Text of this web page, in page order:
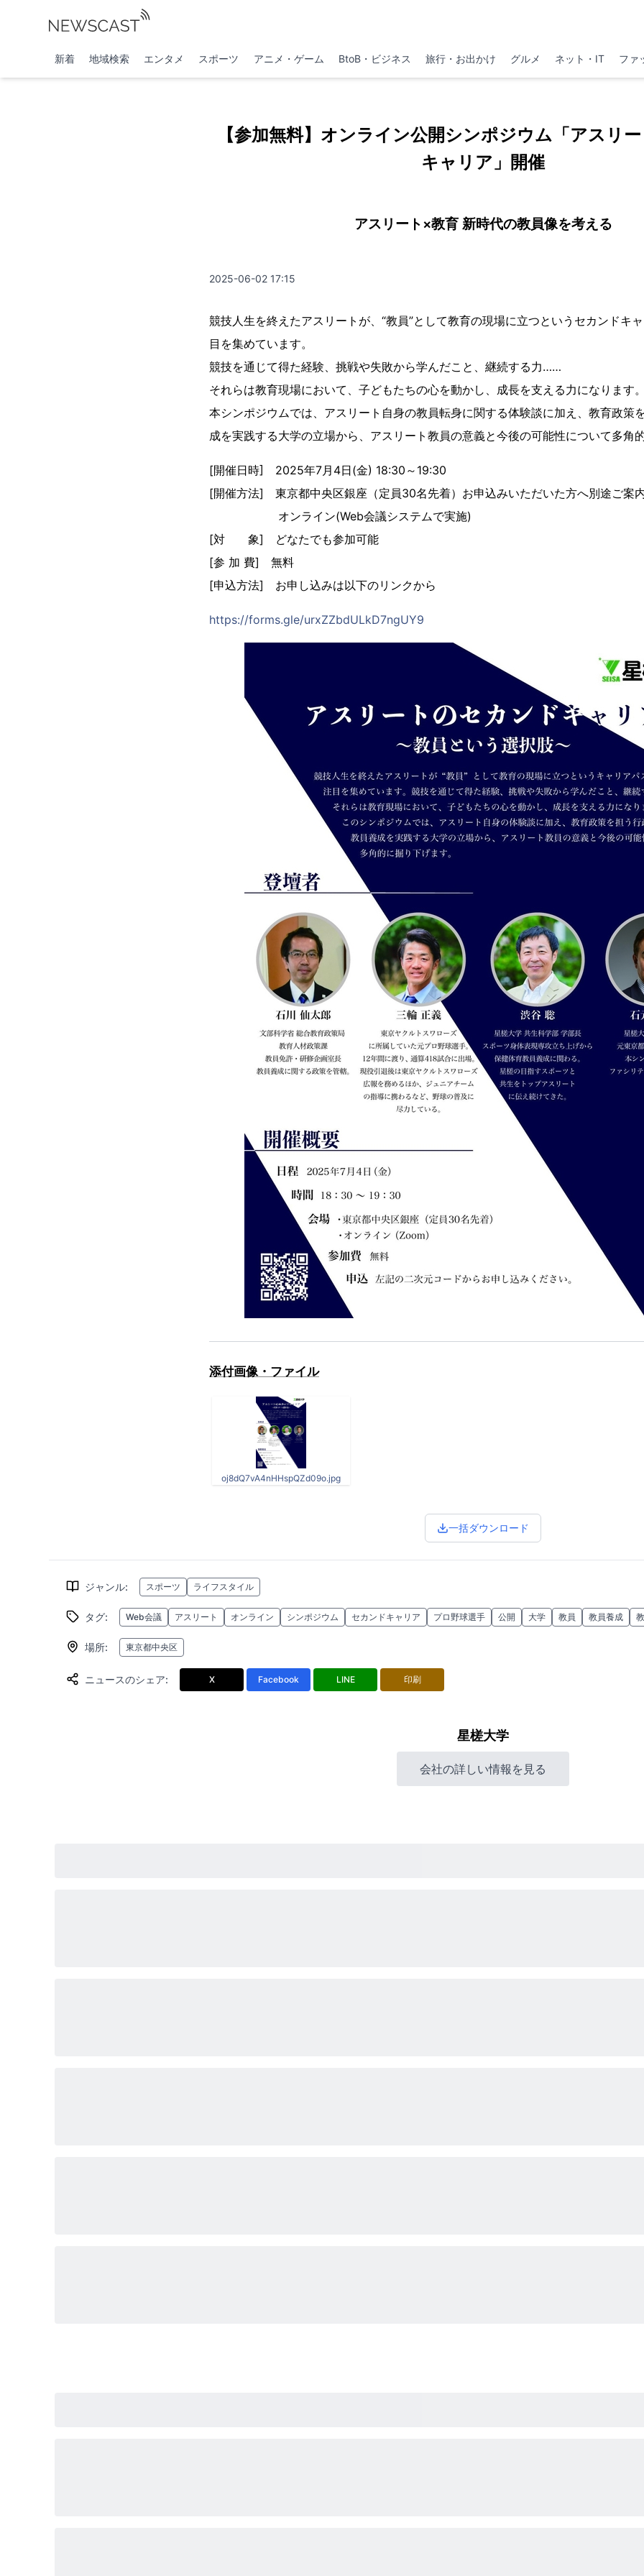
新着 地域検索 エンタメ スポーツ アニメ・ゲーム BtoB・ビジネス 旅行・お出かけ グルメ ネット・IT ファ
【参加無料】オンライン公開シンポジウム「アスリ
キャリア」開催
アスリート×教育 新時代の教員像を考える
2025-06-02 17:15
競技人生を終えたアスリートが、“教員”として教育の現場に立つというセカンドキ
目を集めています。
競技を通じて得た経験、挑戦や失敗から学んだこと、継続する力……
それらは教育現場において、子どもたちの心を動かし、成長を支える力になります。
本シンポジウムでは、アスリート自身の教員転身に関する体験談に加え、教育政策
成を実践する大学の立場から、アスリート教員の意義と今後の可能性について多角
[開催日時] 2025年7月4日(金) 18:30～19:30
[開催方法] 東京都中央区銀座（定員30名先着）お申込みいただいた方へ別途ご案
オンライン(Web会議システムで実施)
[対 象] どなたでも参加可能
[参 加 費] 無料
[申込方法] お申し込みは以下のリンクから
https://forms.gle/urxZZbdULkD7ngUY9
添付画像・ファイル
oj8dQ7vA4nHHspQZd09o.jpg
一括ダウンロード
ジャンル: スポーツ ライフスタイル
タグ: Web会議 アスリート オンライン シンポジウム セカンドキャリア プロ野球選手 公開 大学 教員 教員養成
場所: 東京都中央区
ニュースのシェア: X Facebook LINE 印刷
星槎大学
会社の詳しい情報を見る